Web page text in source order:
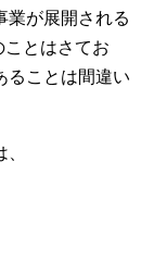
業が展開される
とはさてお
ることは間違い